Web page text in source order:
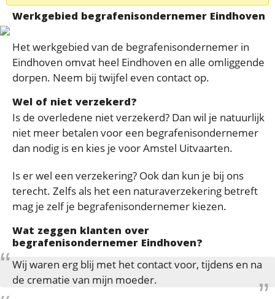
Werkgebied begrafenisondernemer Eindhoven
Het werkgebied van de begrafenisondernemer in
Eindhoven omvat heel Eindhoven en alle omliggende
dorpen. Neem bij twijfel even contact op.
Wel of niet verzekerd?
Is de overledene niet verzekerd? Dan wil je natuurlijk
niet meer betalen voor een begrafenisondernemer
dan nodig is en kies je voor Amstel Uitvaarten.
Is er wel een verzekering? Ook dan kun je bij ons
terecht. Zelfs als het een naturaverzekering betreft
mag je zelf je begrafenisondernemer kiezen.
Wat zeggen klanten over
begrafenisondernemer Eindhoven?
Wij waren erg blij met het contact voor, tijdens en na
de crematie van mijn moeder.